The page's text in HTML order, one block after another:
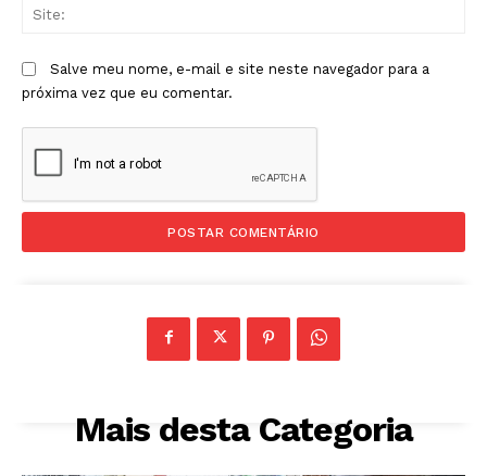
Salve meu nome, e-mail e site neste navegador para a
próxima vez que eu comentar.
Mais desta Categoria